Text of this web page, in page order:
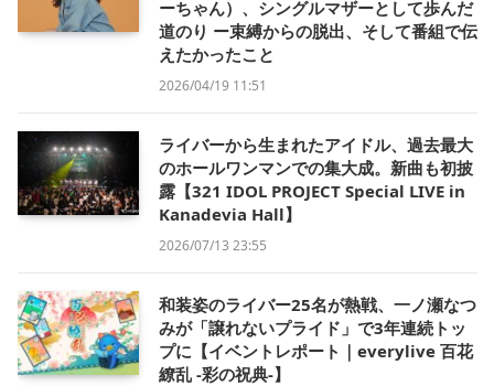
ーちゃん）、シングルマザーとして歩んだ
道のり ー束縛からの脱出、そして番組で伝
えたかったこと
2026/04/19 11:51
ライバーから生まれたアイドル、過去最大
のホールワンマンでの集大成。新曲も初披
露【321 IDOL PROJECT Special LIVE in
Kanadevia Hall】
2026/07/13 23:55
和装姿のライバー25名が熱戦、一ノ瀬なつ
みが「譲れないプライド」で3年連続トッ
プに【イベントレポート｜everylive 百花
繚乱 -彩の祝典-】